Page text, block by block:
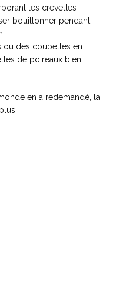
les crevettes
bouillonner pendant
ou des coupelles en
de poireaux bien
en a redemandé, la